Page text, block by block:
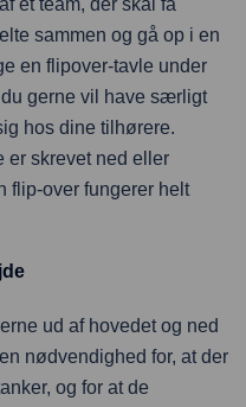
et team, der skal få
sammen og gå op i en
en flipover-tavle under
gerne vil have særligt
hos dine tilhørere.
er skrevet ned eller
flip-over fungerer helt
ud af hovedet og ned
nødvendighed for, at der
og for at de